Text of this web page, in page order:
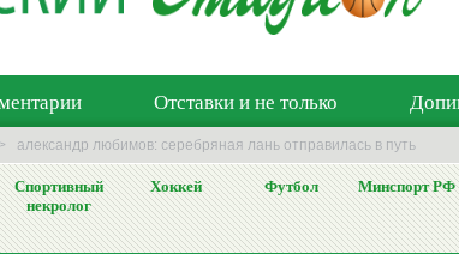
Отставки и не только
александр любимов: серебряная лань отправилась в путь
Спортивный
некролог
Хоккей Футбол Минспорт РФ